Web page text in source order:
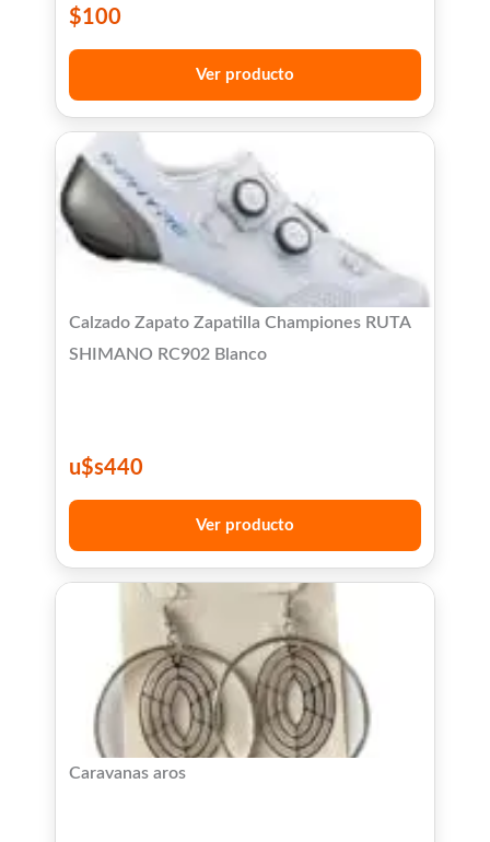
$100
Ver producto
Calzado Zapato Zapatilla Championes RUTA
SHIMANO RC902 Blanco
u$s440
Ver producto
Caravanas aros